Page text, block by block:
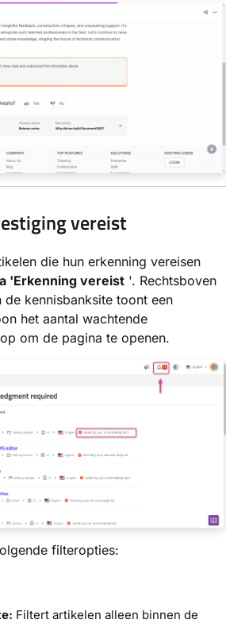
vereist
die hun erkenning vereisen
'Erkenning vereist '. Rechtsboven
kennisbanksite toont een
het aantal wachtende
om de pagina te openen.
filteropties:
Filtert artikelen alleen binnen de